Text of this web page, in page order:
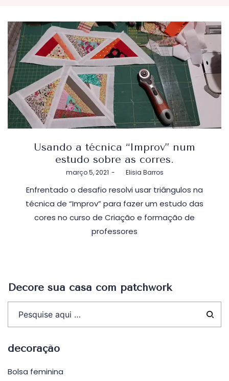
Usando a técnica “Improv” num
estudo sobre as corres.
Postado
março 5, 2021 byElisia Barros
Enfrentado o desafio resolvi usar triângulos na
técnica de “Improv” para fazer um estudo das
cores no curso de Criação e formação de
professores
Decore sua casa com patchwork
decoração
Bolsa feminina